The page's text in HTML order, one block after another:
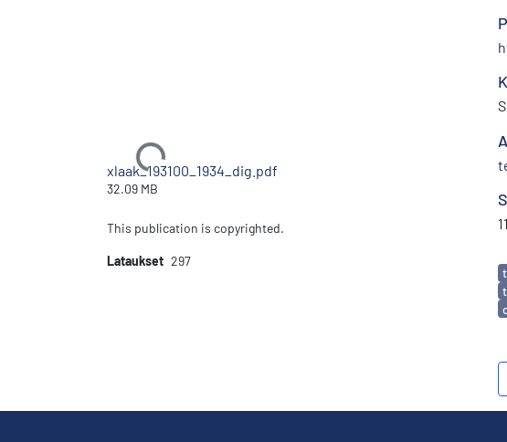
Ladataan...
xlaak_193100_1934_dig.pdf
32.09 MB
This publication is copyrighted.
Lataukset 297
11